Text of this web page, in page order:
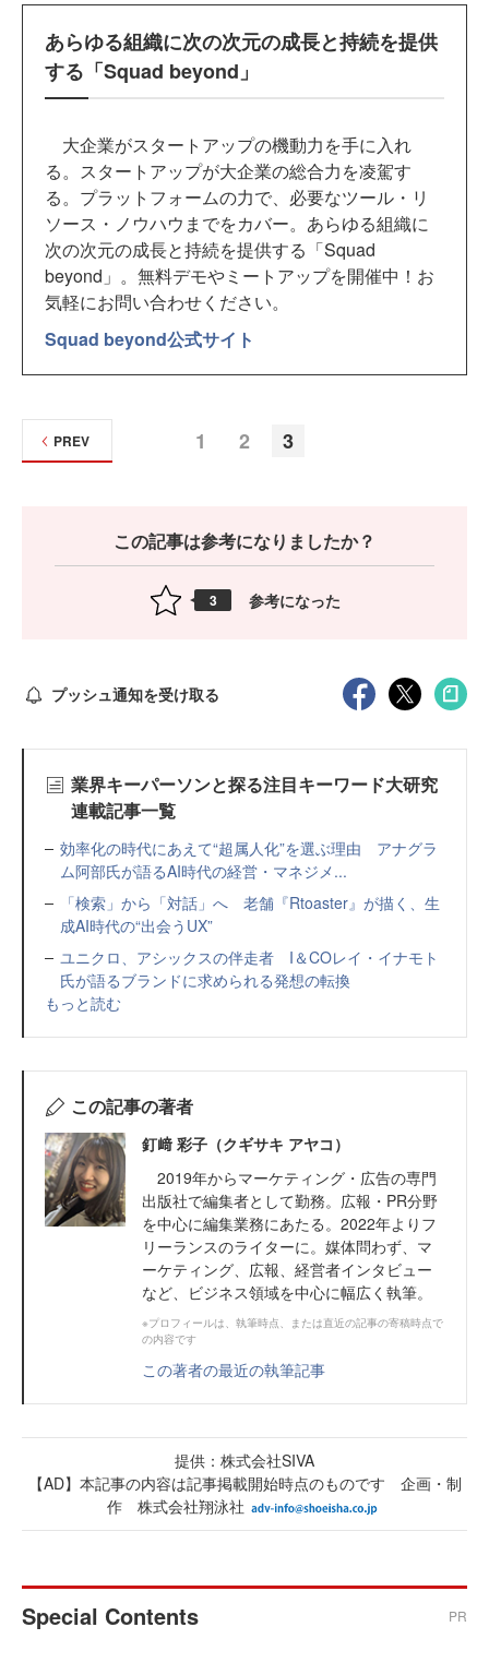
あらゆる組織に次の次元の成長と持続を提供
する「Squad beyond」
大企業がスタートアップの機動力を手に入れ
る。スタートアップが大企業の総合力を凌駕す
る。プラットフォームの力で、必要なツール・リ
ソース・ノウハウまでをカバー。あらゆる組織に
次の次元の成長と持続を提供する「Squad
beyond」。無料デモやミートアップを開催中！お
気軽にお問い合わせください。
Squad beyond公式サイト
1 2 3
PREV
この記事は参考になりましたか？
3 参考になった
プッシュ通知を受け取る
業界キーパーソンと探る注目キーワード大研究
連載記事一覧
効率化の時代にあえて“超属人化”を選ぶ理由 アナグラ
ム阿部氏が語るAI時代の経営・マネジメ...
「検索」から「対話」へ 老舗『Rtoaster』が描く、生
成AI時代の“出会うUX”
ユニクロ、アシックスの伴走者 I＆COレイ・イナモト
氏が語るブランドに求められる発想の転換
もっと読む
この記事の著者
釘﨑 彩子（クギサキ アヤコ）
2019年からマーケティング・広告の専門
出版社で編集者として勤務。広報・PR分野
を中心に編集業務にあたる。2022年よりフ
リーランスのライターに。媒体問わず、マ
ーケティング、広報、経営者インタビュー
など、ビジネス領域を中心に幅広く執筆。
※プロフィールは、執筆時点、または直近の記事の寄稿時点で
の内容です
この著者の最近の執筆記事
提供：株式会社SIVA
【AD】本記事の内容は記事掲載開始時点のものです 企画・制
作 株式会社翔泳社
Special Contents PR